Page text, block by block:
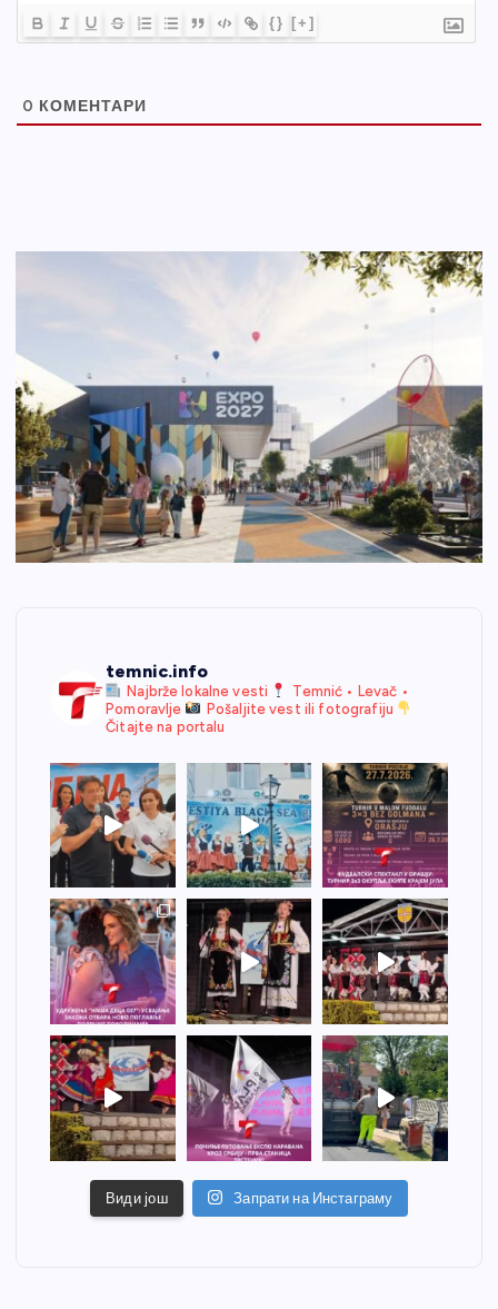
{} [+]
0 КОМЕНТАРИ
temnic.info
Najbrže lokalne vesti
Temnić • Levač •
Pomoravlje
Pošaljite vest ili fotografiju
Čitajte na portalu
Види још Запрати на Инстаграму